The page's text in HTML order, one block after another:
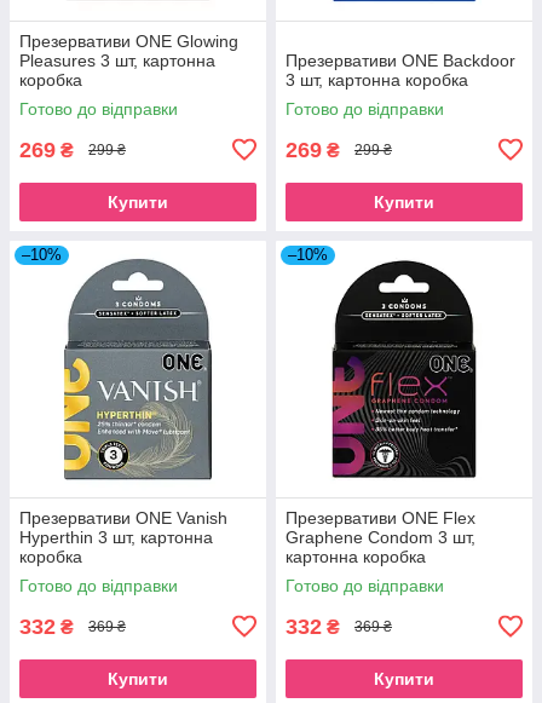
Презервативи ONE Glowing
Pleasures 3 шт, картонна
коробка
Готово до відправки
269 ₴ 299 ₴
Купити
Презервативи ONE Backdoor
3 шт, картонна коробка
Готово до відправки
269 ₴ 299 ₴
Купити
–10%
Презервативи ONE Vanish
Hyperthin 3 шт, картонна
коробка
Готово до відправки
332 ₴ 369 ₴
Купити
–10%
Презервативи ONE Flex
Graphene Condom 3 шт,
картонна коробка
Готово до відправки
332 ₴ 369 ₴
Купити